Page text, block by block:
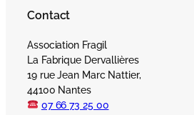
Contact
Association Fragil
La Fabrique Dervallières
19 rue Jean Marc Nattier,
44100 Nantes
07 66 73 25 00